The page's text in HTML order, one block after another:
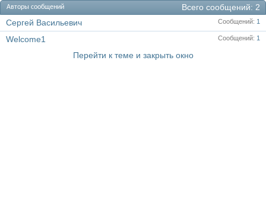
Всего сообщений 2
Авторы сообщений
Сообщений 1
Сергей Васильевич
Сообщений 1
Welcome1
Перейти к теме и закрыть окно